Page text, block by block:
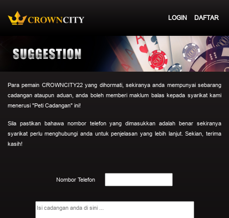
LOGIN DAFTAR
Para pemain CROWNCITY22 yang dihormati, sekiranya anda mempunyai sebarang
cadangan ataupun aduan, anda boleh memberi maklum balas kepada syarikat kami
menerusi "Peti Cadangan" ini!
Sila pastikan bahawa nombor telefon yang dimasukkan adalah benar sekiranya
syarikat perlu menghubungi anda untuk penjelasan yang lebih lanjut. Sekian, terima
kasih!
Nombor Telefon